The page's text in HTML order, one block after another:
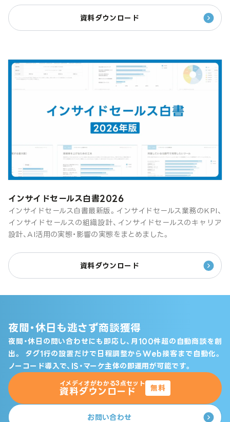
資料ダウンロード
インサイドセールス白書2026
インサイドセールス白書最新版。インサイドセールス業務のKPI、
インサイドセールスの組織設計、インサイドセールスのキャリア
設計、AI活用の実態・影響の実態をまとめました。
資料ダウンロード
夜間・休日も逃さず商談獲得
夜間・休日の問い合わせにも即応し、月100件超の自動商談を創
出。
タグ1行の設置だけで日程調整からWeb接客まで自動化。
ノーコード導入で、IS・マーケ主体の即運用が可能です。
イメディオがわかる3点セット
資料ダウンロード 無料
お問い合わせ